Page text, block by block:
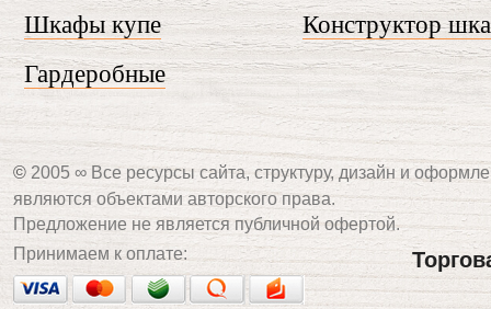
Шкафы купе
Гардеробные
Принимаем к оплате:
Конструктор
Предложение не является публичной офертой.
© 2005 ∞ Все ресурсы сайта, структуру, дизайн и
являются объектами авторского права.